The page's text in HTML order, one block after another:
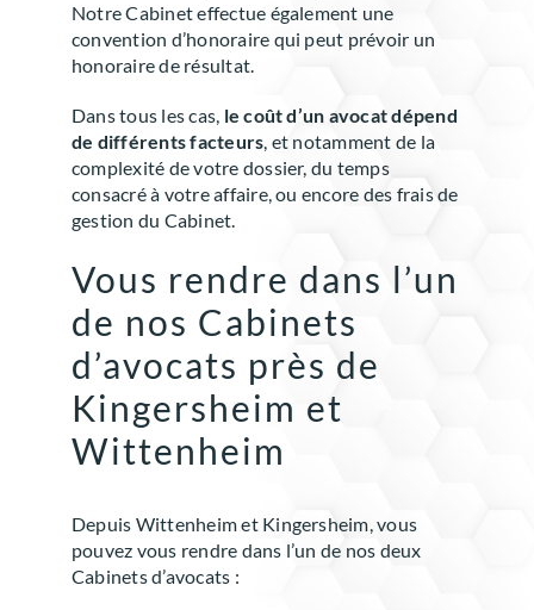
Notre Cabinet effectue également une
convention d’honoraire qui peut prévoir un
honoraire de résultat.
Dans tous les cas, le coût d’un avocat dépend
de différents facteurs, et notamment de la
complexité de votre dossier, du temps
consacré à votre affaire, ou encore des frais de
gestion du Cabinet.
Vous rendre dans l’un
de nos Cabinets
d’avocats près de
Kingersheim et
Wittenheim
Depuis Wittenheim et Kingersheim, vous
pouvez vous rendre dans l’un de nos deux
Cabinets d’avocats :